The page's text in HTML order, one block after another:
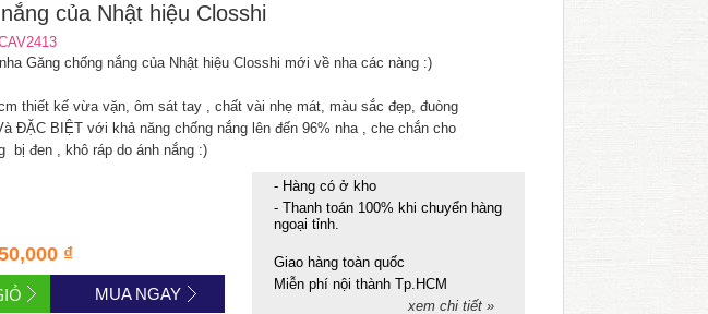
của Nhật hiệu Closshi
Găng chống nắng của Nhật hiệu Closshi mới về nha các nàng :)
thiết kế vừa vặn, ôm sát tay , chất vài nhẹ mát, màu sắc đẹp, đuòng
ĐẶC BIỆT với khả năng chống nắng lên đến 96% nha , che chắn cho
bị đen , khô ráp do ánh nắng :)
₫
MUA NGAY
- Hàng có ở kho
- Thanh toán 100% khi chuyển hàng
ngoại tỉnh.
Giao hàng toàn quốc
Miễn phí nội thành Tp.HCM
xem chi tiết »